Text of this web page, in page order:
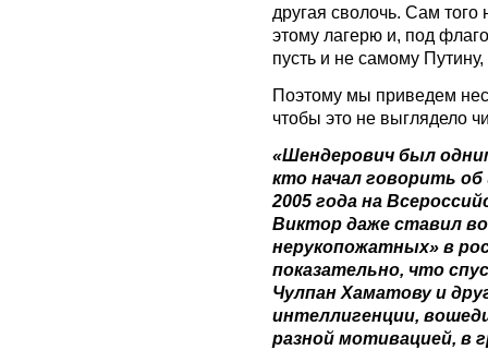
другая сволочь. Сам
этому лагерю и, под
пусть и не самому
Поэтому мы приведем
чтобы это не выглядело
«Шендерович был
кто начал говорить
2005 года на
Виктор даже ставил
нерукопожатных» в
показательно, что
Чулпан Хаматову и
интеллигенции,
разной мотивацией, в